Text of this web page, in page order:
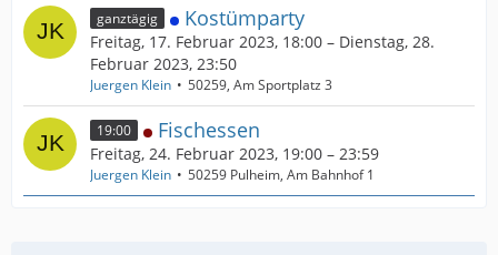
ganztägig Kostümparty
Freitag, 17. Februar 2023, 18:00 – Dienstag, 28.
Februar 2023, 23:50
Juergen Klein 50259, Am Sportplatz 3
19:00 Fischessen
Freitag, 24. Februar 2023, 19:00 – 23:59
Juergen Klein 50259 Pulheim, Am Bahnhof 1